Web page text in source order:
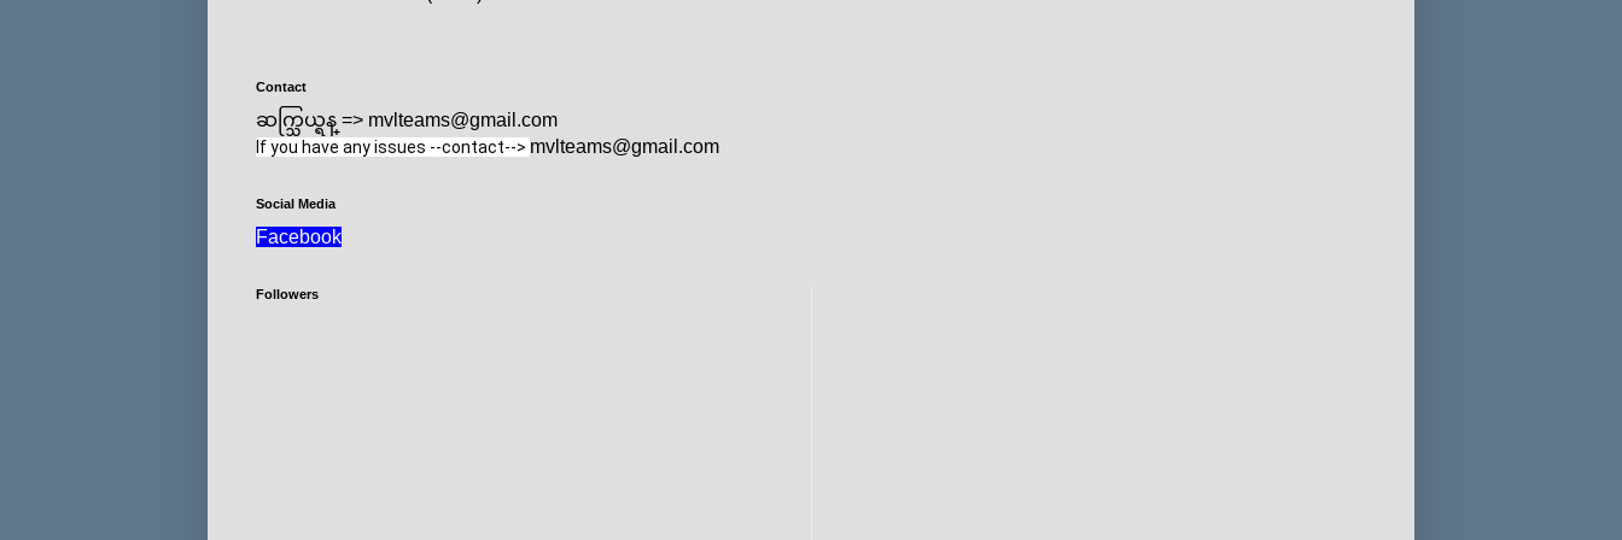
Contact
ဆက္သြယ္ရန္ => mvlteams@gmail.com
If you have any issues --contact--> mvlteams@gmail.com
Social Media
Facebook
Followers